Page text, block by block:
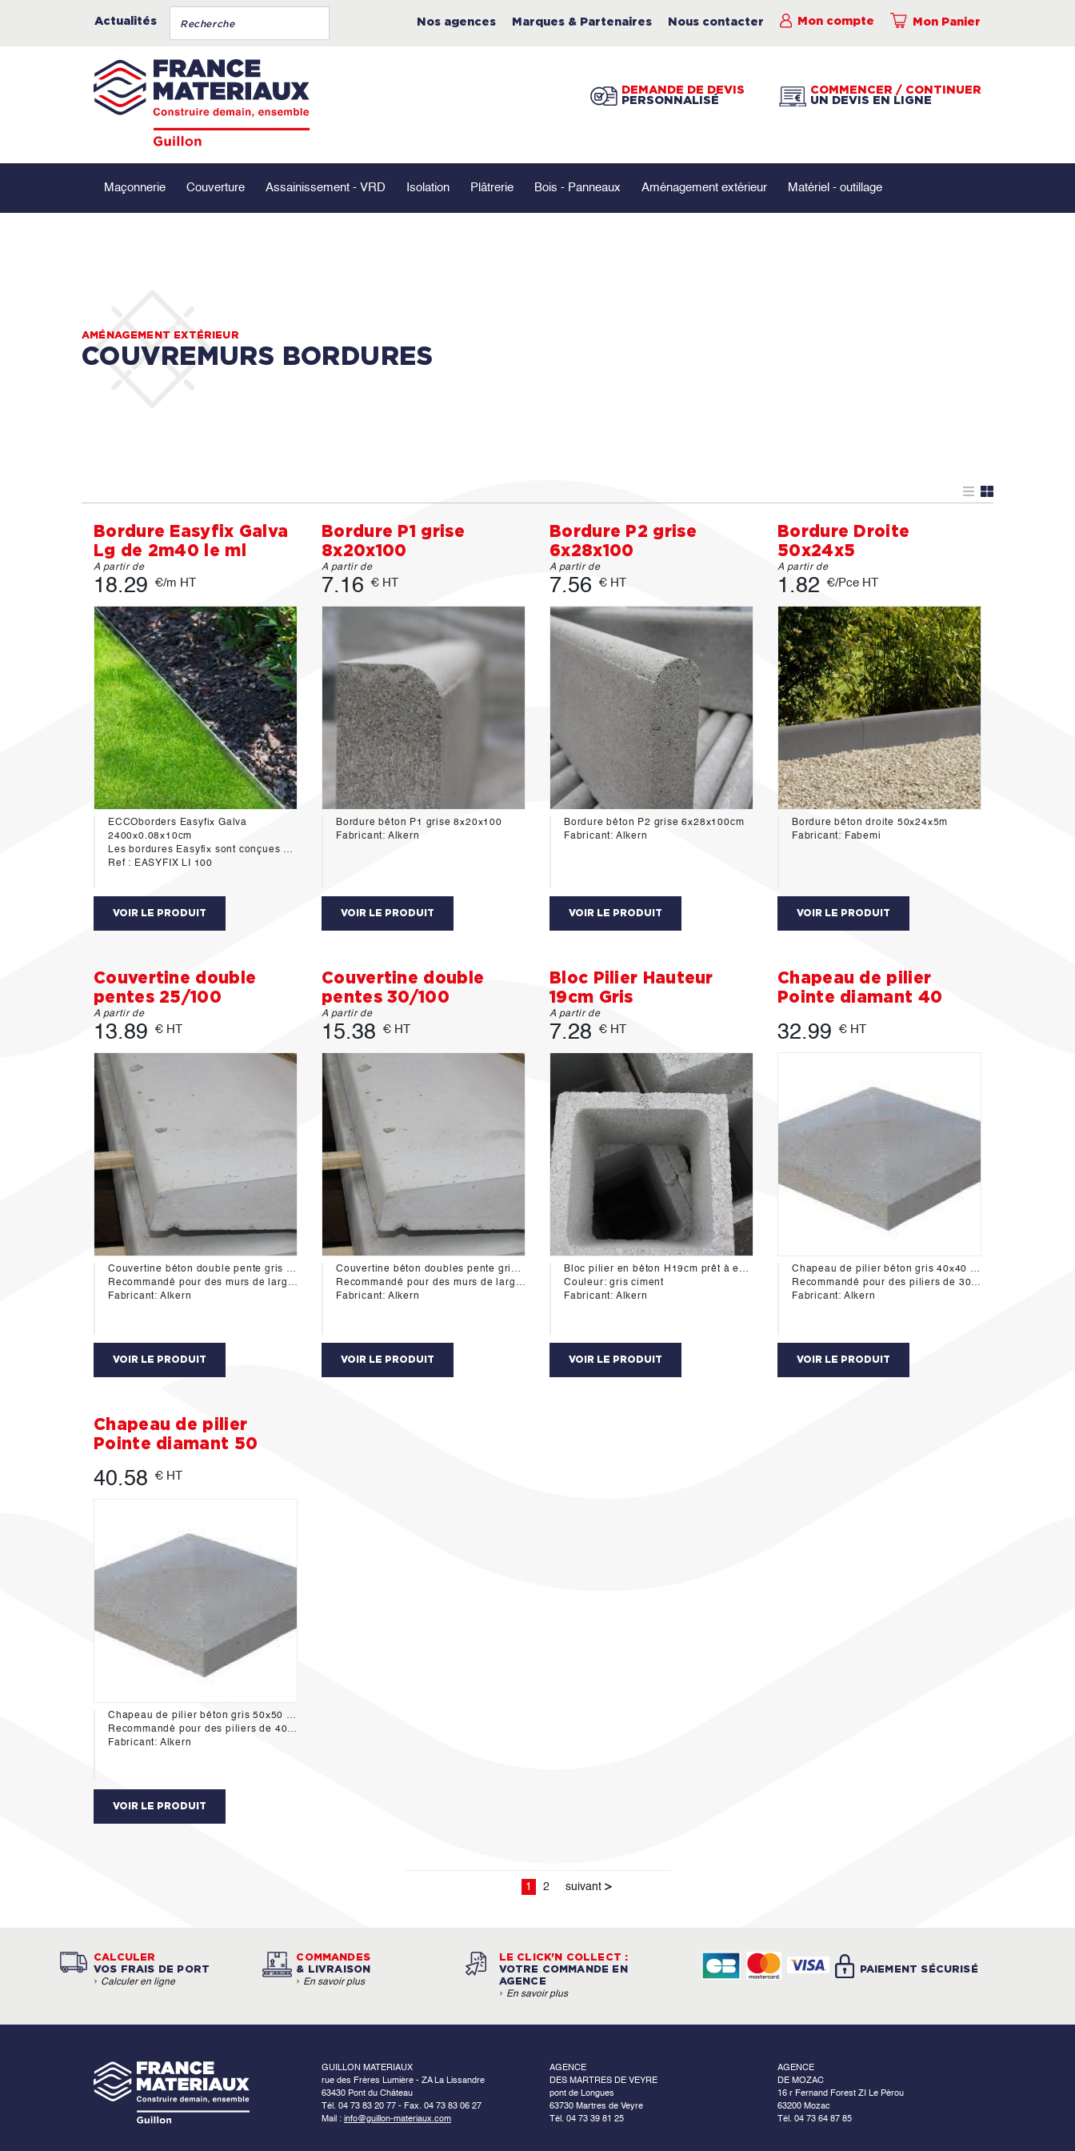
Actualités Nos agences Marques & Partenaires Nous contacter Mon compte Mon Panier
COMMENCER / CONTINUER
UN DEVIS EN LIGNE
DEMANDE DE DEVIS
PERSONNALISÉ
Maçonnerie Couverture Assainissement - VRD Isolation Plâtrerie Bois - Panneaux Aménagement extérieur Matériel - outillage
AMÉNAGEMENT EXTÉRIEUR
COUVREMURS BORDURES
Bordure Easyfix Galva
Lg de 2m40 le ml
A partir de
18.29 €/m HT
ECCOborders Easyfix Galva
2400x0.08x10cm
Les bordures Easyfix sont conçues pour parachever les sentiers de jardin, les terrasses, les pelouses et les parterres de fleurs de manière simple, rapide et esthétique. Elles se caractérisent par leur installation simple pour de nombreuses applications et en différentes versions.
Ref : EASYFIX LI 100
VOIR LE PRODUIT
Bordure P1 grise
8x20x100
A partir de
7.16 € HT
Bordure béton P1 grise 8x20x100
Fabricant: Alkern
VOIR LE PRODUIT
Bordure P2 grise
6x28x100
A partir de
7.56 € HT
Bordure béton P2 grise 6x28x100cm
Fabricant: Alkern
VOIR LE PRODUIT
Bordure Droite
50x24x5
A partir de
1.82 €/Pce HT
Bordure béton droite 50x24x5m
Fabricant: Fabemi
VOIR LE PRODUIT
Couvertine double
pentes 25/100
A partir de
13.89 € HT
Couvertine béton double pente gris 25/100cm
Recommandé pour des murs de larg 15cm
Fabricant: Alkern
VOIR LE PRODUIT
Couvertine double
pentes 30/100
A partir de
15.38 € HT
Couvertine béton doubles pente gris 30/100cm
Recommandé pour des murs de larg 20cm
Fabricant: Alkern
VOIR LE PRODUIT
Bloc Pilier Hauteur
19cm Gris
A partir de
7.28 € HT
Bloc pilier en béton H19cm prêt à enduire
Couleur: gris ciment
Fabricant: Alkern
VOIR LE PRODUIT
Chapeau de pilier
Pointe diamant 40
32.99 € HT
Chapeau de pilier béton gris 40x40 en pointe de diamand.
Recommandé pour des piliers de 30x30
Fabricant: Alkern
VOIR LE PRODUIT
Chapeau de pilier
Pointe diamant 50
40.58 € HT
Chapeau de pilier béton gris 50x50 en pointe de diamand.
Recommandé pour des piliers de 40x40
Fabricant: Alkern
VOIR LE PRODUIT
1 2 suivant >
CALCULER
VOS FRAIS DE PORT
› Calculer en ligne
COMMANDES
& LIVRAISON
› En savoir plus
LE CLICK'N COLLECT :
VOTRE COMMANDE EN
AGENCE
› En savoir plus
PAIEMENT SÉCURISÉ
GUILLON MATERIAUX
rue des Frères Lumière - ZA La Lissandre
63430 Pont du Château
Tél. 04 73 83 20 77 - Fax. 04 73 83 06 27
Mail : info@guillon-materiaux.com
AGENCE
DES MARTRES DE VEYRE
pont de Longues
63730 Martres de Veyre
Tél. 04 73 39 81 25
AGENCE
DE MOZAC
16 r Fernand Forest ZI Le Pérou
63200 Mozac
Tél. 04 73 64 87 85